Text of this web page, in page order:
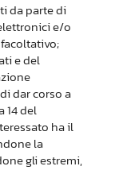
da parte di
e/o
e del
dar corso a
14 del
ha il
la
gli estremi,